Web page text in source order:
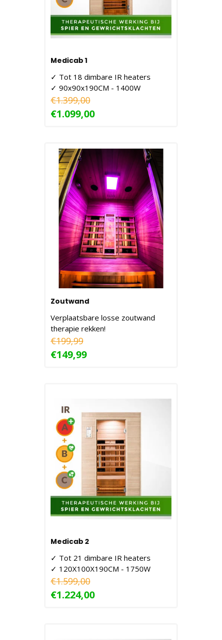
Medicab 1
✓ Tot 18 dimbare IR heaters
✓ 90x90x190CM - 1400W
€1.399,00
€1.099,00
Zoutwand
Verplaatsbare losse zoutwand
therapie rekken!
€199,99
€149,99
Medicab 2
✓ Tot 21 dimbare IR heaters
✓ 120X100X190CM - 1750W
€1.599,00
€1.224,00